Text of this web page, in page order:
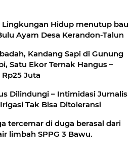
Lingkungan Hidup menutup bau
Ayam Desa Kerandon-Talun
Kandang Sapi di Gunung
Satu Ekor Ternak Hangus –
Juta
Dilindungi – Intimidasi Jurnalis
Tak Bisa Ditoleransi
tercemar di duga berasal dari
limbah SPPG 3 Bawu.